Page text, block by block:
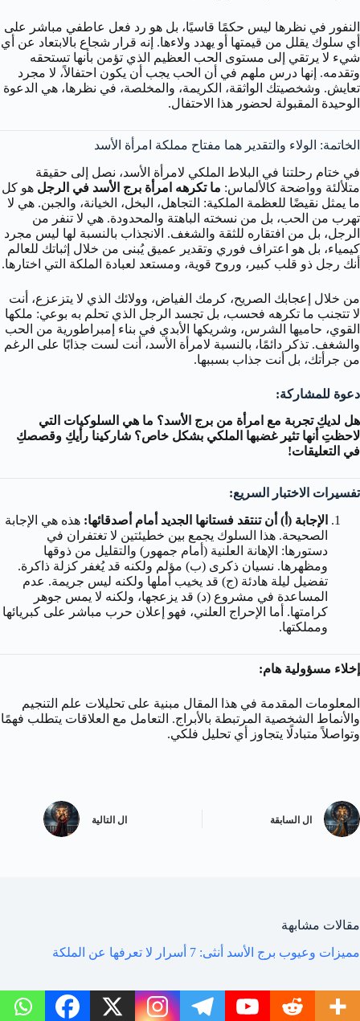
النفور في نظرها ليس حكمًا قاسيًا، بل هو رد فعل عاطفي مباشر على
أي سلوك يقلل من قيمتها أو يهدد ولاءها. إنه قرار شجاع بالابتعاد عن أي
شيء لا يرتقي إلى مستوى الحب العظيم الذي تؤمن بأنها تستحقه
وتقدمه. إنها درس ملهم في أن الحب يجب أن يكون احتفالاً، لا مجرد
تعايش. وشخصيتك الواثقة، الكريمة، والمخلصة، في نظرها، هي الدعوة
الوحيدة المقبولة لحضور هذا الاحتفال.
الخاتمة: الولاء والتقدير هما مفتاح مملكة امرأة الأسد
في ختام رحلتنا في البلاط الملكي لامرأة الأسد، نصل إلى حقيقة
متلألئة وواضحة كالألماس: ما تكرهه امرأة برج الأسد في الرجل هو كل
ما يمثل نقيضًا للعظمة الملكية: التجاهل، البخل، الخيانة، والجبن. هي لا
تهرب من الحب، بل من نسخته الباهتة والمحدودة. هي لا تنفر من
الرجل، بل من افتقاره للثقة والشغف. الانجذاب بالنسبة لها ليس مجرد
كيمياء، بل هو اعتراف فوري وتقدير عميق يُبنى من خلال إثباتك للعالم
أنك رجل ذو قلب كبير، وروح قوية، ومستعد لعبادة الملكة التي اختارها.
من خلال إعجابك الصريح، كرمك الفياض، وولائك الذي لا يتزعزع، أنت
لا تتجنب ما تكرهه فحسب، بل تجسد الرجل الذي تحلم به بوعي: ملكها
القوي، حاميها الشرس، وشريكها الأبدي في بناء إمبراطورية من الحب
والشغف. تذكر دائمًا، بالنسبة لامرأة الأسد، أنت لست جذابًا على الرغم
من جرأتك، بل أنت جذاب بسببها.
دعوة للمشاركة:
هل لديكِ تجربة مع امرأة من برج الأسد؟ ما هي السلوكيات التي
لاحظتِ أنها تثير غضبها الملكي بشكل خاص؟ شاركينا رأيكِ وقصصكِ
في التعليقات!
تفسيرات الاختبار السريع:
الإجابة (أ) أن تنتقد فستانها الجديد أمام أصدقائها: هذه هي الإجابة
الصحيحة. هذا السلوك يجمع بين خطيئتين لا تغتفران في
دستورها: الإهانة العلنية (أمام جمهور) والتقليل من ذوقها
ومظهرها. نسيان ذكرى (ب) مؤلم ولكنه قد يُغفر كزلة ذاكرة.
تفضيل ليلة هادئة (ج) قد يخيب أملها ولكنه ليس جريمة. عدم
المساعدة في مشروع (د) قد يزعجها، ولكنه لا يمس جوهر
كرامتها. أما الإحراج العلني، فهو إعلان حرب مباشر على كبريائها
ومملكتها.
إخلاء مسؤولية هام:
المعلومات المقدمة في هذا المقال مبنية على تحليلات علم التنجيم
والأنماط الشخصية المرتبطة بالأبراج. التعامل مع العلاقات يتطلب فهمًا
وتواصلاً متبادلًا يتجاوز أي تحليل فلكي.
ال السابقة ال التالية
مقالات مشابهة
مميزات وعيوب برج الأسد أنثى: 7 أسرار لا تعرفها عن الملكة
ماذا تحب امرأة برج الأسد في الرجل 7 صفات تجعلها تعشقك